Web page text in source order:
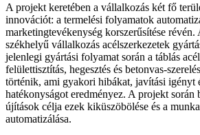
A projekt keretében a vállalkozás két fő
innovációt: a termelési folyamatok
marketingtevékenység korszerűsítése
székhelyű vállalkozás acélszerkezetek
jelenlegi gyártási folyamat során a táblás
felülettisztítás, hegesztés és betonvas-
történik, ami gyakori hibákat, javítási igényt
hatékonyságot eredményez. A projekt során
újítások célja ezek kiküszöbölése és a
automatizálása.